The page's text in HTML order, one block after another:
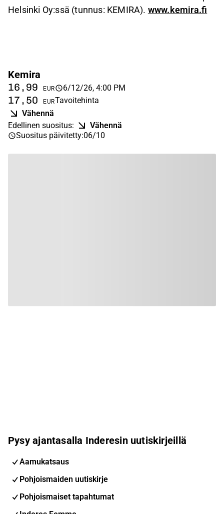
Helsinki Oy:ssä (tunnus: KEMIRA). www.kemira.fi
Kemira
16,99 EUR 6/12/26, 4:00 PM
17,50 EURTavoitehinta
Vähennä
Edellinen suositus:
Vähennä
Suositus päivitetty:06/10
Pysy ajantasalla Inderesin uutiskirjeillä
Aamukatsaus
Pohjoismaiden uutiskirje
Pohjoismaiset tapahtumat